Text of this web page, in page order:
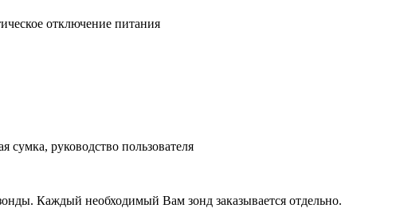
отключение питания
сумка, руководство пользователя
Каждый необходимый Вам зонд заказывается отдельно.